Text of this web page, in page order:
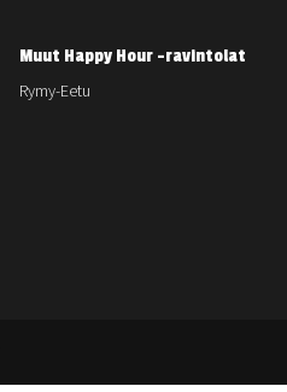
Muut Happy Hour -ravintolat
Rymy-Eetu